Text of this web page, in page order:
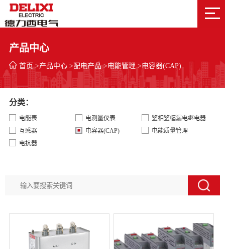
产品中心
首页>产品中心 >配电产品>电能管理>电容器(CAP)
分类：
电能表 电测量仪表
鉴相鉴幅漏电继电器
互感器
电容器(CAP)
电能质量管理
电抗器